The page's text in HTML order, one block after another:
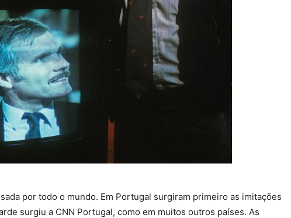
por todo o mundo. Em Portugal surgiram primeiro as imitações
surgiu a CNN Portugal, como em muitos outros países. As